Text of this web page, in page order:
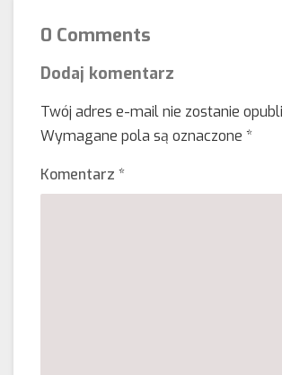
0 Comments
Dodaj komentarz
Twój adres e-mail nie zostanie
Wymagane pola są oznaczone *
Komentarz *